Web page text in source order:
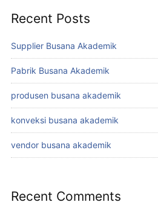
Recent Posts
Supplier Busana Akademik
Pabrik Busana Akademik
produsen busana akademik
konveksi busana akademik
vendor busana akademik
Recent Comments